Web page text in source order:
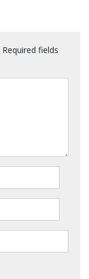
Required fields